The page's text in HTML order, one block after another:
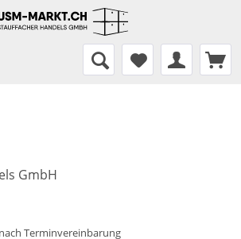
GmbH
Terminvereinbarung